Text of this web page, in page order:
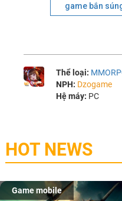
game bắn
Thể loại:
NPH: Dzogame
Hệ máy: PC
HOT NEWS
Game mobile